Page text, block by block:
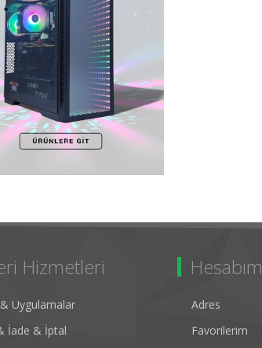
Hizmetleri
Uygulamalar
İade & İptal
Hesabım
Adres
Favorilerim